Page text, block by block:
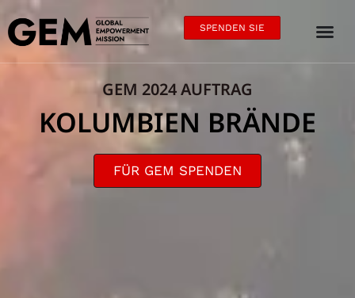
SPENDEN SIE
GEM 2024 AUFTRAG
KOLUMBIEN BRÄNDE
FÜR GEM SPENDEN